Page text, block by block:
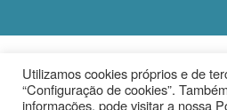
Utilizamos cookies próprios e de
“Configuração de cookies”.
informações, pode visitar a nossa